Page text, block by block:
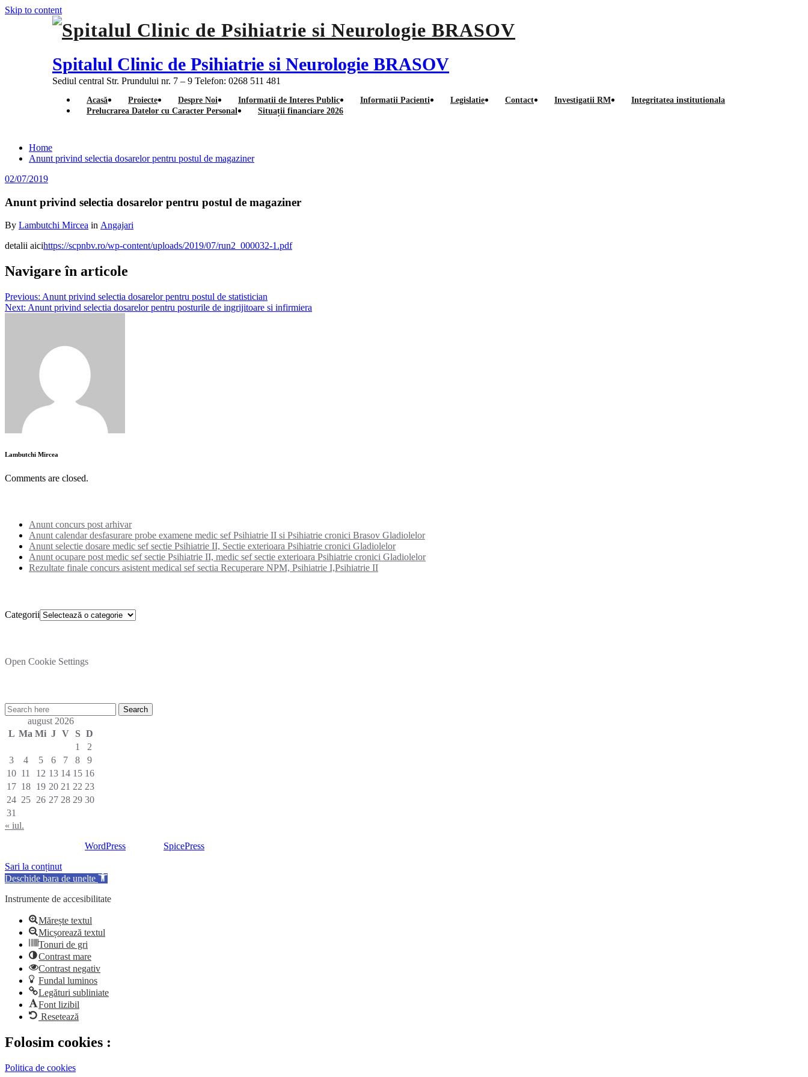
Skip to content
Spitalul Clinic de Psihiatrie si Neurologie BRASOV
Sediul central Str. Prundului nr. 7 – 9 Telefon: 0268 511 481
Acasă Proiecte Despre Noi Informatii de Interes Public Informatii Pacienti Legislatie Contact Investigatii RM
Integritatea institutionala
Prelucrarea Datelor cu Caracter Personal
Situații financiare 2026
Home
Anunt privind selectia dosarelor pentru postul de magaziner
02/07/2019
Anunt privind selectia dosarelor pentru postul de magaziner
By Lambutchi Mircea in Angajari
detalii aicihttps://scpnbv.ro/wp-content/uploads/2019/07/run2_000032-1.pdf
Navigare în articole
Previous: Anunt privind selectia dosarelor pentru postul de statistician
Next: Anunt privind selectia dosarelor pentru posturile de ingrijitoare si infirmiera
Lambutchi Mircea
Comments are closed.
Anunt concurs post arhivar
Anunt calendar desfasurare probe examene medic sef Psihiatrie II si Psihiatrie cronici Brasov Gladiolelor
Anunt selectie dosare medic sef sectie Psihiatrie II, Sectie exterioara Psihiatrie cronici Gladiolelor
Anunt ocupare post medic sef sectie Psihiatrie II, medic sef sectie exterioara Psihiatrie cronici Gladiolelor
Rezultate finale concurs asistent medical sef sectia Recuperare NPM, Psihiatrie I,Psihiatrie II
Categorii
Open Cookie Settings
august 2026
L Ma Mi J V S D
1
2
3
4 5 6 7 8
9
10 11 12 13 14 15 16
17 18 19 20 21 22 23
24 25 26 27 28 29 30
31
« iul.
WordPress SpicePress
Sari la conținut
Deschide bara de unelte
Instrumente de accesibilitate
Mărește textul
Micșorează textul
Tonuri de gri
Contrast mare
Contrast negativ
Fundal luminos
Legături subliniate
Font lizibil
Resetează
Folosim cookies :
Politica de cookies